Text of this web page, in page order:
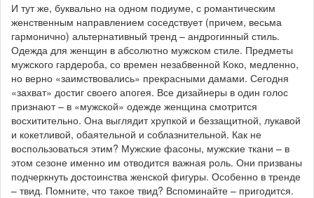
И тут же, буквально на одном подиуме, с романтическим
женственным направлением соседствует (причем, весьма
гармонично) альтернативный тренд – андрогинный стиль.
Одежда для женщин в абсолютно мужском стиле. Предметы
мужского гардероба, со времен незабвенной Коко, медленно,
но верно «заимствовались» прекрасными дамами. Сегодня
«захват» достиг своего апогея. Все дизайнеры в один голос
признают – в «мужской» одежде женщина смотрится
восхитительно. Она выглядит хрупкой и беззащитной, лукавой
и кокетливой, обаятельной и соблазнительной. Как не
воспользоваться этим? Мужские фасоны, мужские ткани – в
этом сезоне именно им отводится важная роль. Они призваны
подчеркнуть достоинства женской фигуры. Особенно в тренде
– твид. Помните, что такое твид? Вспоминайте – пригодится.